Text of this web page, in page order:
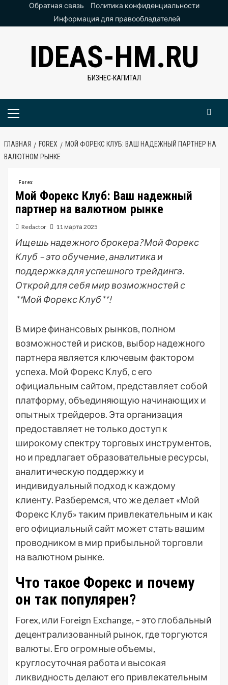
ПерейтиОбратная связь
Политика конфиденциальности
Информация для правообладателей
IDEAS-HM.RU
БИЗНЕС-КАПИТАЛ
Основное
ГЛАВНАЯ FOREX
МОЙ ФОРЕКС КЛУБ: ВАШ НАДЕЖНЫЙ ПАРТНЕР НА
ВАЛЮТНОМ РЫНКЕ
Forex
Мой Форекс Клуб: Ваш надежный
партнер на валютном рынке
Redactor 11 марта 2025
Ищешь надежного брокера? Мой Форекс
Клуб – это обучение, аналитика и
поддержка для успешного трейдинга.
Открой для себя мир возможностей с
**Мой Форекс Клуб**!
В мире финансовых рынков, полном
возможностей и рисков, выбор надежного
партнера является ключевым фактором
успеха. Мой Форекс Клуб, с его
официальным сайтом, представляет собой
платформу, объединяющую начинающих и
опытных трейдеров. Эта организация
предоставляет не только доступ к
широкому спектру торговых инструментов,
но и предлагает образовательные ресурсы,
аналитическую поддержку и
индивидуальный подход к каждому
клиенту. Разберемся, что же делает «Мой
Форекс Клуб» таким привлекательным и как
его официальный сайт может стать вашим
проводником в мир прибыльной торговли
на валютном рынке.
Что такое Форекс и почему
он так популярен?
Forex, или Foreign Exchange, – это глобальный
децентрализованный рынок, где торгуются
валюты. Его огромные объемы,
круглосуточная работа и высокая
ликвидность делают его привлекательным